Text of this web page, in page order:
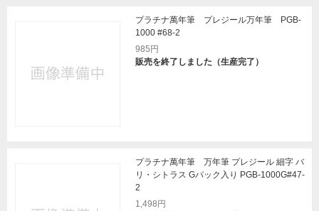
プラチナ萬年筆 プレジール万年筆 PGB-
1000 #68-2
985円
販売を終了しました（生産完了）
プラチナ萬年筆 万年筆 プレジール 細字 バ
リ・シトラス Gパック入り PGB-1000G#47-
2
1,498円